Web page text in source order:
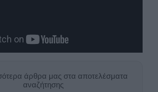
άρθρα μας στα αποτελέσματα
αναζήτησης